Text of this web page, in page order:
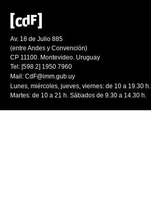
Av. 18 de Julio 885
(entre Andes y Convención)
CP 11100. Montevideo. Uruguay
Tel: [598 2] 1950 7960
Mail: CdF@imm.gub.uy
Lunes, miércoles, jueves, viernes: de 10 a 19.30 h.
Martes: de 10 a 21 h. Sábados de 9.30 a 14.30 h.